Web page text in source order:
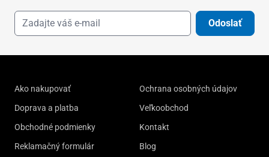
Odoslať
Ako nakupovať
Doprava a platba
Obchodné podmienky
Reklamačný formulár
Ochrana osobných údajov
Veľkoobchod
Kontakt
Blog